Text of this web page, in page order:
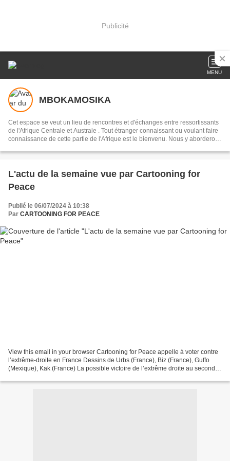
Publicité
MENU
MBOKAMOSIKA
Cet espace se veut un lieu de rencontres et d'échanges entre ressortissants
de l'Afrique Centrale et Australe . Tout étranger connaissant ou voulant faire
connaissance de cette partie de l'Afrique est le bienvenu. Nous y aborderons
interlocuteurs . Notre devise:réduire la distance qui nous sépare du
musique dans toute sa diversité
L'actu de la semaine vue par Cartooning for
Peace
Publié le 06/07/2024 à 10:38
Par CARTOONING FOR PEACE
View this email in your browser Cartooning for Peace appelle à voter contre
l’extrême-droite en France Dessins de Urbs (France), Biz (France), Guffo
(Mexique), Kak (France) La possible victoire de l’extrême droite au second